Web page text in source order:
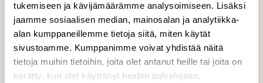
tukemiseen ja kävijämäärämme analysoimiseen. Lisäksi
jaamme sosiaalisen median, mainosalan ja analytiikka-
alan kumppaneillemme tietoja siitä, miten käytät
sivustoamme. Kumppanimme voivat yhdistää näitä
tietoja muihin tietoihin, joita olet antanut heille tai joita on
kerätty, kun olet käyttänyt heidän palvelujaan.
Kun­nos­sa­pi­don työn­joh­ta­ja­na All­
ti­mel­la – Heidi Vil­ja­nen näkee kau­
pun­gin ko­ko­nai­suu­te­na
18.03.2026 / Am­mat­ti­lai­sen ta­ri­na